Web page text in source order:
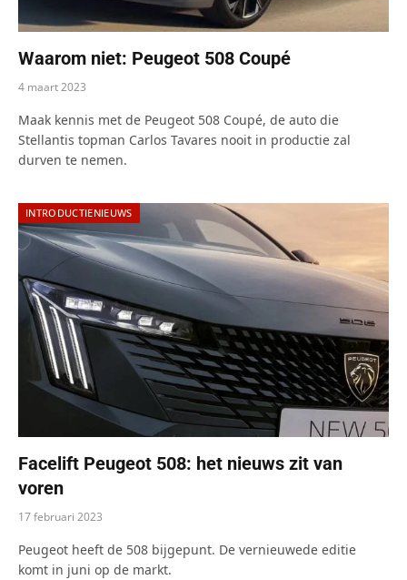
Waarom niet: Peugeot 508 Coupé
4 maart 2023
Maak kennis met de Peugeot 508 Coupé, de auto die
Stellantis topman Carlos Tavares nooit in productie zal
durven te nemen.
INTRODUCTIENIEUWS
Facelift Peugeot 508: het nieuws zit van
voren
17 februari 2023
Peugeot heeft de 508 bijgepunt. De vernieuwede editie
komt in juni op de markt.